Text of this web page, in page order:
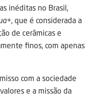
inéditas no Brasil,
, que é considerada a
de cerâmicas e
finos, com apenas
com a sociedade
e a missão da